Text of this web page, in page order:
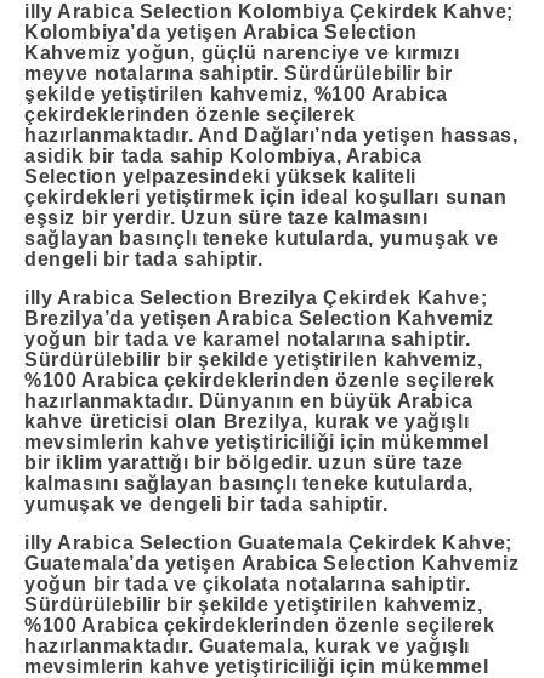
illy Arabica Selection Kolombiya Çekirdek Kahve;
Kolombiya’da yetişen Arabica Selection
Kahvemiz yoğun, güçlü narenciye ve kırmızı
meyve notalarına sahiptir. Sürdürülebilir bir
şekilde yetiştirilen kahvemiz, %100 Arabica
çekirdeklerinden özenle seçilerek
hazırlanmaktadır. And Dağları’nda yetişen hassas,
asidik bir tada sahip Kolombiya, Arabica
Selection yelpazesindeki yüksek kaliteli
çekirdekleri yetiştirmek için ideal koşulları sunan
eşsiz bir yerdir. Uzun süre taze kalmasını
sağlayan basınçlı teneke kutularda, yumuşak ve
dengeli bir tada sahiptir.
illy Arabica Selection Brezilya Çekirdek Kahve;
Brezilya’da yetişen Arabica Selection Kahvemiz
yoğun bir tada ve karamel notalarına sahiptir.
Sürdürülebilir bir şekilde yetiştirilen kahvemiz,
%100 Arabica çekirdeklerinden özenle seçilerek
hazırlanmaktadır. Dünyanın en büyük Arabica
kahve üreticisi olan Brezilya, kurak ve yağışlı
mevsimlerin kahve yetiştiriciliği için mükemmel
bir iklim yarattığı bir bölgedir. uzun süre taze
kalmasını sağlayan basınçlı teneke kutularda,
yumuşak ve dengeli bir tada sahiptir.
illy Arabica Selection Guatemala Çekirdek Kahve;
Guatemala’da yetişen Arabica Selection Kahvemiz
yoğun bir tada ve çikolata notalarına sahiptir.
Sürdürülebilir bir şekilde yetiştirilen kahvemiz,
%100 Arabica çekirdeklerinden özenle seçilerek
hazırlanmaktadır. Guatemala, kurak ve yağışlı
mevsimlerin kahve yetiştiriciliği için mükemmel